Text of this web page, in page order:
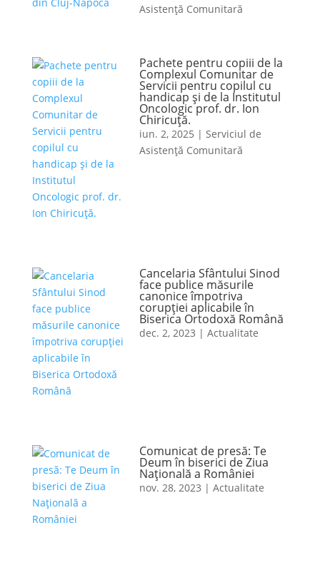
Asistență Comunitară
Pachete pentru copiii de la
Complexul Comunitar de
Servicii pentru copilul cu
handicap și de la Institutul
Oncologic prof. dr. Ion
Chiricuță.
iun. 2, 2025 | Serviciul de
Asistență Comunitară
Cancelaria Sfântului Sinod
face publice măsurile
canonice împotriva
corupției aplicabile în
Biserica Ortodoxă Română
dec. 2, 2023 | Actualitate
Comunicat de presă: Te
Deum în biserici de Ziua
Naţională a României
nov. 28, 2023 | Actualitate